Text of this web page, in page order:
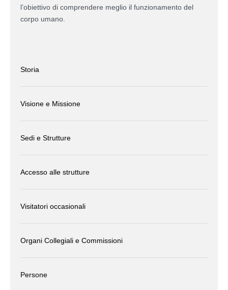
l’obiettivo di comprendere meglio il funzionamento del
corpo umano.
Storia
Visione e Missione
Sedi e Strutture
Accesso alle strutture
Visitatori occasionali
Organi Collegiali e Commissioni
Persone